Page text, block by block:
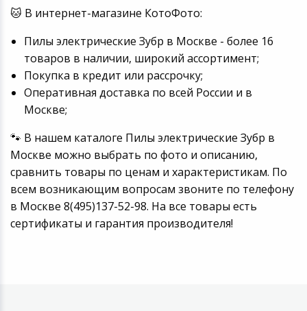
🐱 В интернет-магазине КотоФото:
Пилы электрические Зубр в Москве - более 16
товаров в наличии, широкий ассортимент;
Покупка в кредит или рассрочку;
Оперативная доставка по всей России и в
Москве;
🐾 В нашем каталоге Пилы электрические Зубр в
Москве можно выбрать по фото и описанию,
сравнить товары по ценам и характеристикам. По
всем возникающим вопросам звоните по телефону
в Москве 8(495)137-52-98. На все товары есть
сертификаты и гарантия производителя!